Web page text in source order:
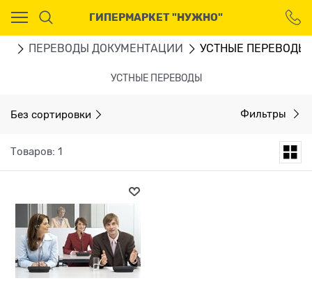
ГИПЕРМАРКЕТ "НУЖНО"
ПЕРЕВОДЫ ДОКУМЕНТАЦИИ УСТНЫЕ ПЕРЕВОДЫ
УСТНЫЕ ПЕРЕВОДЫ
Без сортировки Фильтры
Товаров: 1
Ваш город - Москва,
угадали?
ДА НЕТ